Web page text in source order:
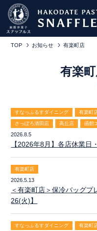
TOP お知らせ 有楽町店
有楽
すなっふるすダイニング 有楽町
さっぽろ清田店 高丘店 函館
2026.8.5
【2026年8月】各店休業日
有楽町店
2026.5.13
＜有楽町店＞保冷バッグ
26(火)】
すなっふるすダイニング 有楽町